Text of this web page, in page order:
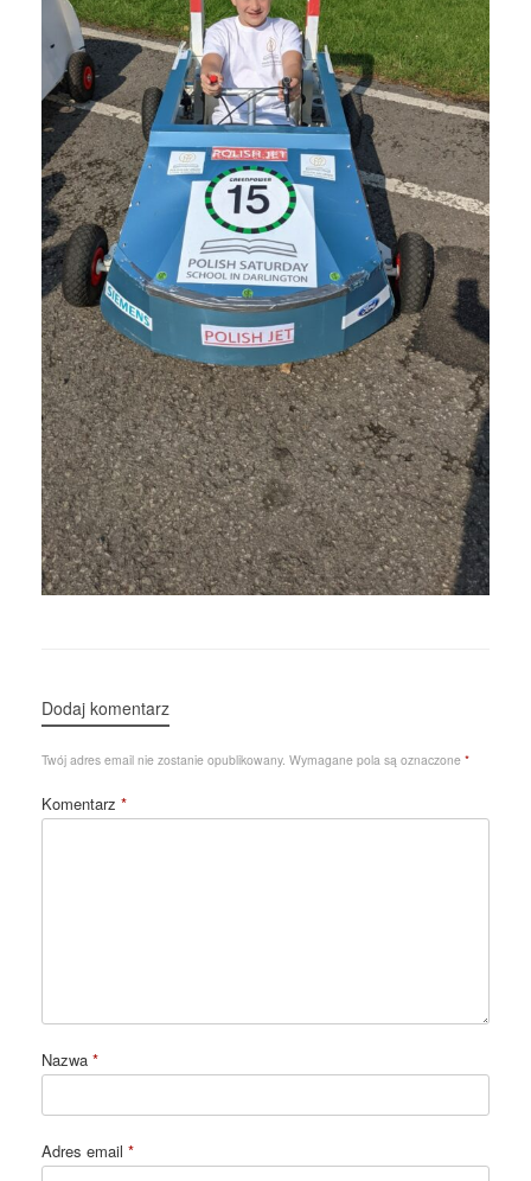
Dodaj komentarz
Twój adres email nie zostanie opublikowany. Wymagane pola są oznaczone *
Komentarz *
Nazwa *
Adres email *